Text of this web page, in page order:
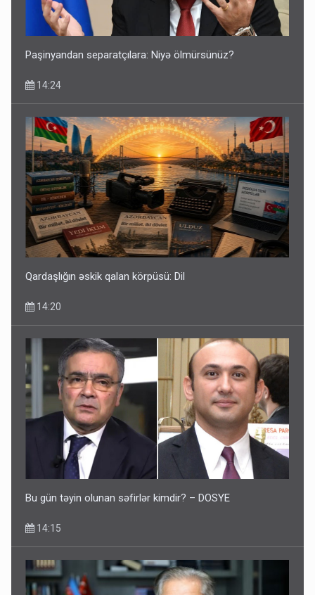
Paşinyandan separatçılara: Niyə ölmürsünüz?
14:24
Qardaşlığın əskik qalan körpüsü: Dil
14:20
Bu gün təyin olunan səfirlər kimdir? – DOSYE
14:15